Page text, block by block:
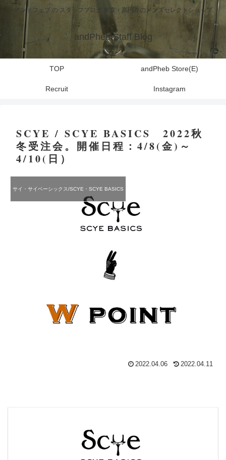
アンドフェブ の スタッフブログ 東京・高円寺のメンズセレクトショップ
andPheb Staff Blog
TOP andPheb Store(E)
Recruit Instagram
SCYE / SCYE BASICS 2022秋
冬受注会。開催日程：4/8(金)～
4/10(日）
サイ・サイベーシックス/SCYE・SCYE BASICS
2022.04.06 2022.04.11